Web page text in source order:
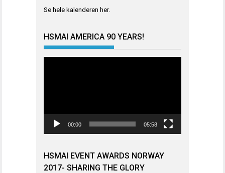
Se hele kalenderen her.
HSMAI AMERICA 90 YEARS!
00:00 05:58
HSMAI EVENT AWARDS NORWAY
2017- SHARING THE GLORY